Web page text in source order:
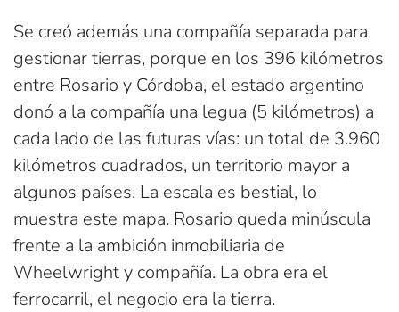
Se creó además una compañía separada para
gestionar tierras, porque en los 396 kilómetros
entre Rosario y Córdoba, el estado argentino
donó a la compañía una legua (5 kilómetros) a
cada lado de las futuras vías: un total de 3.960
kilómetros cuadrados, un territorio mayor a
algunos países. La escala es bestial, lo
muestra este mapa. Rosario queda minúscula
frente a la ambición inmobiliaria de
Wheelwright y compañía. La obra era el
ferrocarril, el negocio era la tierra.